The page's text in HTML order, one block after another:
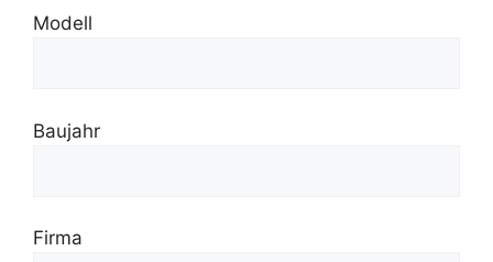
Modell
Baujahr
Firma